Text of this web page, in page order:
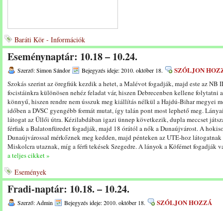
Baráti Kör - Információk
Eseménynaptár: 10.18 – 10.24.
Szerző: Simon Sándor Bejegyzés ideje: 2010. október 18. SZÓLJON
Szokás szerint az öregfiúk kezdik a hetet, a Malévot fogadják, majd este az NB
focistáinkra különösen nehéz feladat vár, hiszen Debrecenben kellene folytatni
könnyű, hiszen rendre nem ússzuk meg kiállítás nélkül a Hajdú-Bihar megyei
időben a DVSC gyengébb formát mutat, így talán pont most lephető meg.
látogat az Üllői útra. Kézilabdában igazi ünnep következik, dupla meccset
férfiak a Balatonfüredet fogadják, majd 18 órától a nők a Dunaújvárost. A
Dunaújvárossal mérkőznek meg kedden, majd pénteken az UTE-hoz
Miskolcra utaznak, míg a férfi tekések Szegedre. A lányok a Köfémet fogadják
a teljes cikket »
Események
Fradi-naptár: 10.18. – 10.24.
Szerző: Admin Bejegyzés ideje: 2010. október 18. SZÓLJON HOZZÁ